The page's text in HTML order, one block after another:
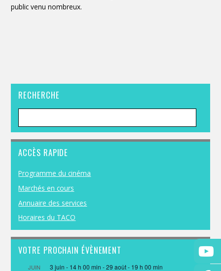
public venu nombreux.
RECHERCHE
ACCÈS RAPIDE
Programme du cinéma
Marchés en cours
Annuaire des services
Horaires du TACO
VOTRE PROCHAIN ÉVÈNEMENT
JUIN 3 juin - 14 h 00 min -29 août - 19 h 00 min